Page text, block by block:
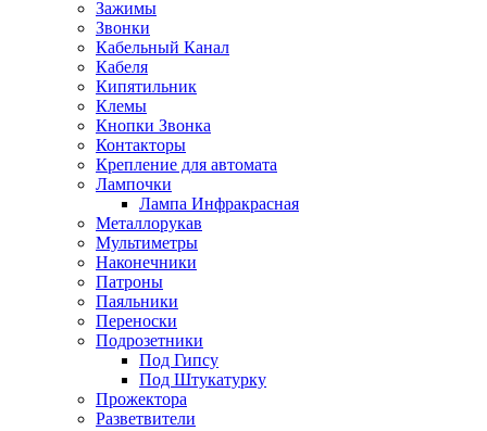
Зажимы
Звонки
Кабельный Канал
Кабеля
Кипятильник
Клемы
Кнопки Звонка
Контакторы
Крепление для автомата
Лампочки
Лампа Инфракрасная
Металлорукав
Мультиметры
Наконечники
Патроны
Паяльники
Переноски
Подрозетники
Под Гипсу
Под Штукатурку
Прожектора
Разветвители